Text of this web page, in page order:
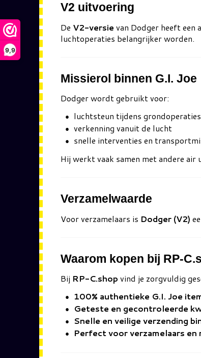
9,9
V2 uitvoering
De V2-versie van Dodger heeft een
luchtoperaties belangrijker worden.
Missierol binnen G.I. Joe
Dodger wordt gebruikt voor:
luchtsteun tijdens grondoperaties
verkenning vanuit de lucht
snelle interventies en
Hij werkt vaak samen met andere
Verzamelwaarde
Voor verzamelaars is Dodger (V2)
Waarom kopen bij RP-
Bij RP-C.shop vind je zorgvuldig
100% authentieke G.I. Joe
Geteste en gecontroleerde
Snelle en veilige verzending
Perfect voor verzamelaars